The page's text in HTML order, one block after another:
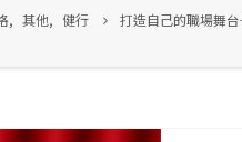
, 其他, 健行 打造自己的職場舞